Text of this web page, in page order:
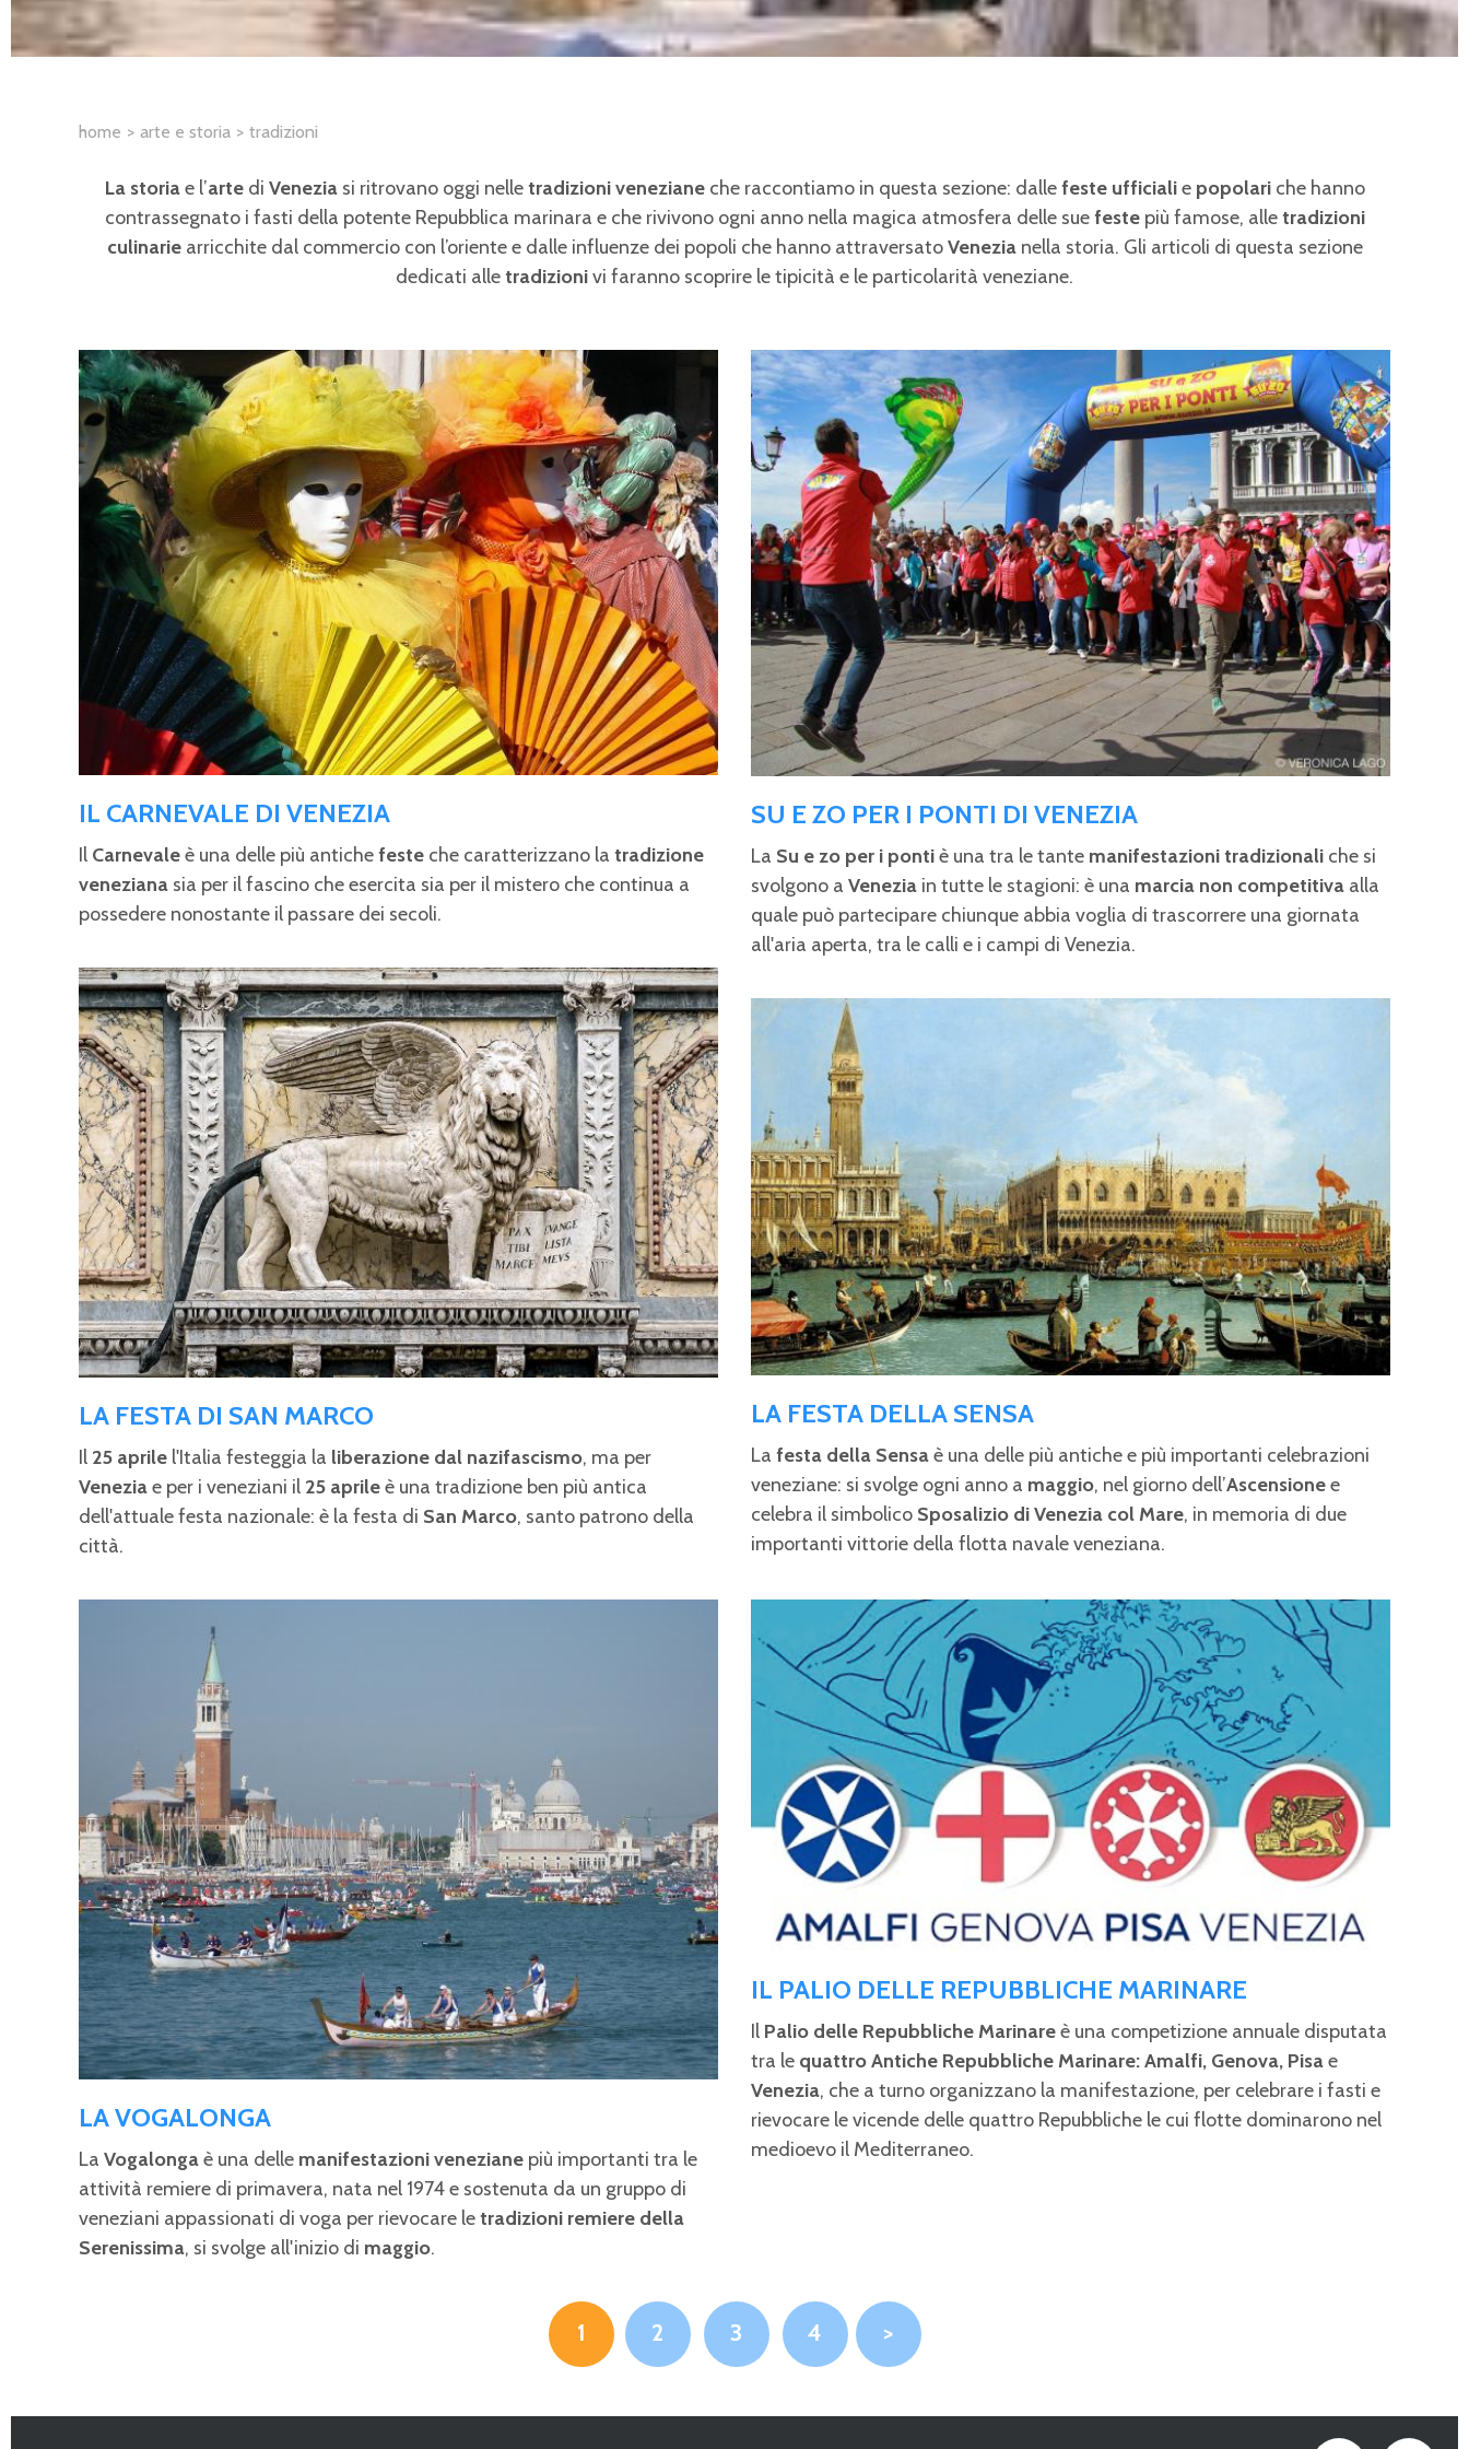
home arte e storia tradizioni
La storiae l’artedi Venezia si ritrovano oggi nelletradizioni veneziane che raccontiamo in questa sezione: dallefeste ufficialie popolariche hanno
contrassegnato i fasti della potente Repubblica marinara e che rivivono ogni anno nella magica atmosfera delle suefestepiù famose, alletradizioni
culinariearricchite dal commercio con l’oriente e dalle influenze dei popoli che hanno attraversatoVenezianella storia. Gli articoli di questa sezione
dedicati alletradizionivi faranno scoprire le tipicità e le particolarità veneziane.
IL CARNEVALE DI VENEZIA
Il Carnevaleè una delle più antichefeste che caratterizzano la tradizione
veneziana sia per il fascino che esercita sia per il mistero che continua a
possedere nonostante il passare dei secoli.
SU E ZO PER I PONTI DI VENEZIA
La Su e zo per i pontiè una tra le tante manifestazioni tradizionali che si
svolgono a Venezia in tutte le stagioni: è una marcia non competitiva alla
quale può partecipare chiunque abbia voglia di trascorrere una giornata
all'aria aperta, tra le calli e i campi di Venezia.
LA FESTA DI SAN MARCO
Il 25 aprile l'Italia festeggia la liberazione dal nazifascismo, ma per
Veneziae per i veneziani il 25 aprileè una tradizione ben più antica
dell'attuale festa nazionale: è la festa di San Marco, santo patrono della
città.
LA FESTA DELLA SENSA
La festa della Sensaè una delle più antiche e più importanti celebrazioni
veneziane: si svolge ogni anno a maggio, nel giorno dell’Ascensionee
celebra il simbolico Sposalizio di Venezia col Mare, in memoria di due
importanti vittorie della flotta navale veneziana.
LA VOGALONGA
La Vogalongaè una delle manifestazioni veneziane più importanti tra le
attività remiere di primavera, nata nel 1974 e sostenuta da un gruppo di
veneziani appassionati di voga per rievocare letradizioni remiere della
Serenissima, si svolge all'inizio di maggio.
IL PALIO DELLE REPUBBLICHE MARINARE
Il Palio delle Repubbliche Marinareè una competizione annuale disputata
tra le quattro Antiche Repubbliche Marinare: Amalfi, Genova, Pisae
Venezia, che a turno organizzano la manifestazione, per celebrare i fasti e
rievocare le vicende delle quattro Repubbliche le cui flotte dominarono nel
medioevo il Mediterraneo.
Pagine
1 2 3 4 >